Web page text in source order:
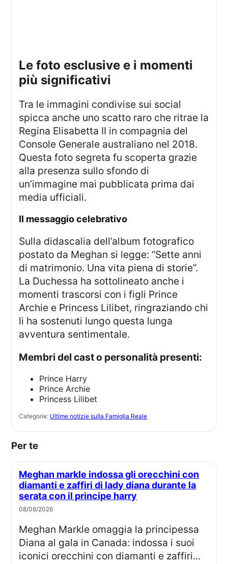
le foto esclusive e i momenti
più significativi
Tra le immagini condivise sui social
spicca anche uno scatto raro che ritrae la
Regina Elisabetta II in compagnia del
Console Generale australiano nel 2018.
Questa foto segreta fu scoperta grazie
alla presenza sullo sfondo di
un’immagine mai pubblicata prima dai
media ufficiali.
il messaggio celebrativo
Sulla didascalia dell’album fotografico
postato da Meghan si legge: “Sette anni
di matrimonio. Una vita piena di storie”.
La Duchessa ha sottolineato anche i
momenti trascorsi con i figli Prince
Archie e Princess Lilibet, ringraziando chi
li ha sostenuti lungo questa lunga
avventura sentimentale.
Membri del cast o personalità presenti:
Prince Harry
Prince Archie
Princess Lilibet
Categorie: Ultime notizie sulla Famiglia Reale
Per te
Meghan markle indossa gli orecchini con
diamanti e zaffiri di lady diana durante la
serata con il principe harry
08/08/2026
Meghan Markle omaggia la principessa
Diana al gala in Canada: indossa i suoi
iconici orecchini con diamanti e zaffiri...